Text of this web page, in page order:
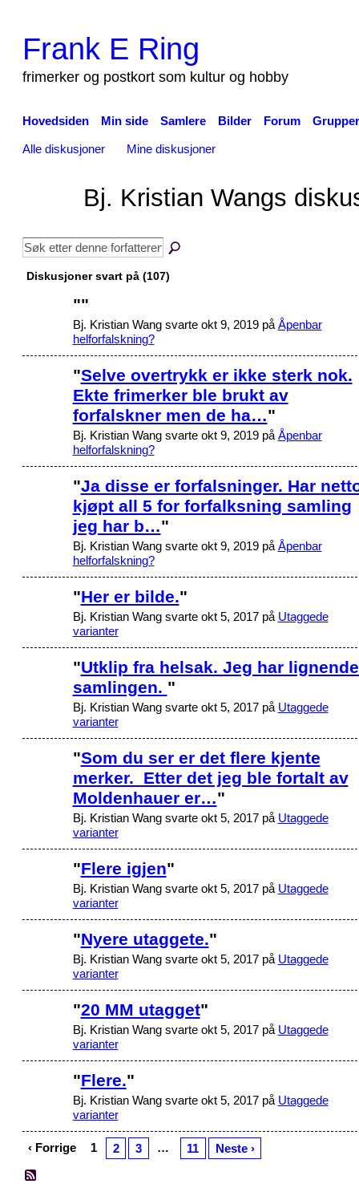
Frank E Ring
frimerker og postkort som kultur og hobby
Hovedsiden Min side Samlere Bilder Forum Grupper
Alle diskusjoner Mine diskusjoner
Bj. Kristian Wangs
Diskusjoner svart på (107)
""
Bj. Kristian Wang svarte okt 9, 2019 på Åpenbar
helforfalskning?
"Selve overtrykk er ikke sterk nok.
Ekte frimerker ble brukt av
forfalskner men de ha…"
Bj. Kristian Wang svarte okt 9, 2019 på Åpenbar
helforfalskning?
"Ja disse er forfalsninger. Har
kjøpt all 5 for forfalksning samling
jeg har b…"
Bj. Kristian Wang svarte okt 9, 2019 på Åpenbar
helforfalskning?
"Her er bilde."
Bj. Kristian Wang svarte okt 5, 2017 på Utaggede
varianter
"Utklip fra helsak. Jeg har
samlingen. "
Bj. Kristian Wang svarte okt 5, 2017 på Utaggede
varianter
"Som du ser er det flere kjente
merker. Etter det jeg ble fortalt av
Moldenhauer er…"
Bj. Kristian Wang svarte okt 5, 2017 på Utaggede
varianter
"Flere igjen"
Bj. Kristian Wang svarte okt 5, 2017 på Utaggede
varianter
"Nyere utaggete."
Bj. Kristian Wang svarte okt 5, 2017 på Utaggede
varianter
"20 MM utagget"
Bj. Kristian Wang svarte okt 5, 2017 på Utaggede
varianter
"Flere."
Bj. Kristian Wang svarte okt 5, 2017 på Utaggede
varianter
‹ Forrige 1 2 3 … 11 Neste ›